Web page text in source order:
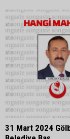
31 Mart 2024